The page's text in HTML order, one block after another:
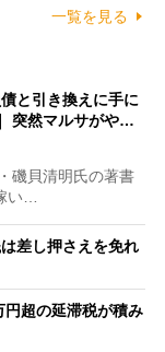
一覧を見る
と引き換えに手に
突然マルサがや…
磯貝清明氏の著書
い…
差し押さえを免れ
超の延滞税が積み